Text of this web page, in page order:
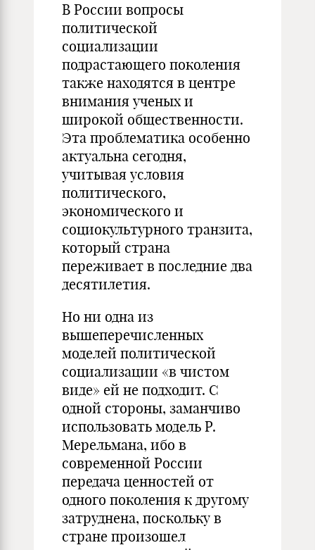
В России вопросы
политической
социализации
подрастающего поколения
также находятся в центре
внимания ученых и
широкой общественности.
Эта проблематика особенно
актуальна сегодня,
учитывая условия
политического,
экономического и
социокультурного транзита,
который страна
переживает в последние два
десятилетия.
Но ни одна из
вышеперечисленных
моделей политической
социализации «в чистом
виде» ей не подходит. С
одной стороны, заманчиво
использовать модель Р.
Мерельмана, ибо в
современной России
передача ценностей от
одного поколения к другому
затруднена, поскольку в
стране произошел